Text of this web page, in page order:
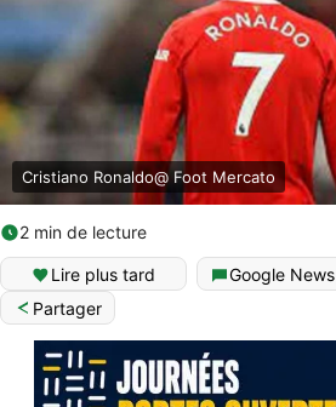
Cristiano Ronaldo@ Foot Mercato
2 min de lecture
Lire plus tard Google News
Partager